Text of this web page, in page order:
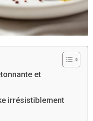
et
irrésistiblement